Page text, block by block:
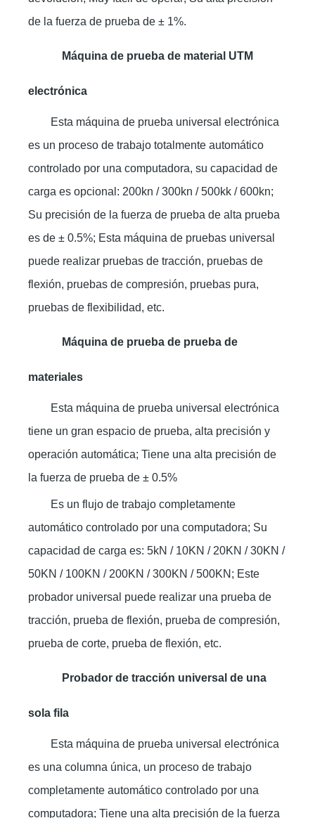
de la fuerza de prueba de ± 1%.
Máquina de prueba de material UTM
electrónica
Esta máquina de prueba universal electrónica
es un proceso de trabajo totalmente automático
controlado por una computadora, su capacidad de
carga es opcional: 200kn / 300kn / 500kk / 600kn;
Su precisión de la fuerza de prueba de alta prueba
es de ± 0.5%; Esta máquina de pruebas universal
puede realizar pruebas de tracción, pruebas de
flexión, pruebas de compresión, pruebas pura,
pruebas de flexibilidad, etc.
Máquina de prueba de prueba de
materiales
Esta máquina de prueba universal electrónica
tiene un gran espacio de prueba, alta precisión y
operación automática; Tiene una alta precisión de
la fuerza de prueba de ± 0.5%
Es un flujo de trabajo completamente
automático controlado por una computadora; Su
capacidad de carga es: 5kN / 10KN / 20KN / 30KN /
50KN / 100KN / 200KN / 300KN / 500KN; Este
probador universal puede realizar una prueba de
tracción, prueba de flexión, prueba de compresión,
prueba de corte, prueba de flexión, etc.
Probador de tracción universal de una
sola fila
Esta máquina de prueba universal electrónica
es una columna única, un proceso de trabajo
completamente automático controlado por una
computadora; Tiene una alta precisión de la fuerza